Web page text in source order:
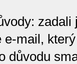
e-mail,
důvodu